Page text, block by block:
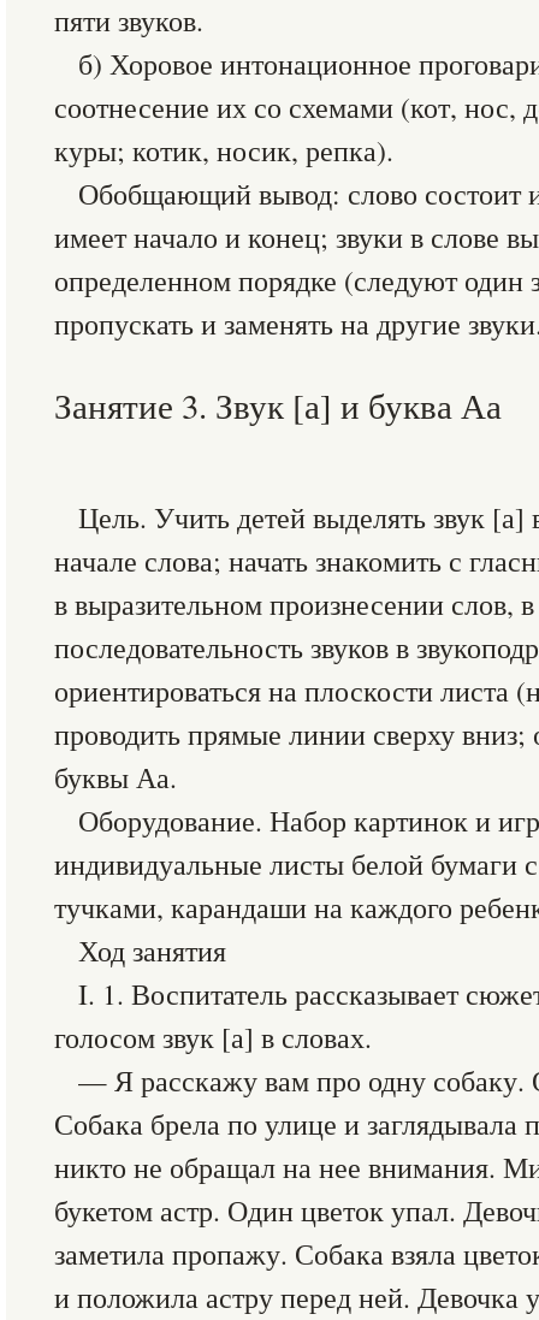
пяти звуков.
б) Хоровое интонационное
соотнесение их со схемами (кот, нос,
куры; котик, носик, репка).
Обобщающий вывод: слово состоит
имеет начало и конец; звуки в слове
определенном порядке (следуют один
пропускать и заменять на другие
Занятие 3. Звук [а] и буква Аа
Цель. Учить детей выделять звук [а]
начале слова; начать знакомить с
в выразительном произнесении слов,
последовательность звуков в
ориентироваться на плоскости листа
проводить прямые линии сверху вниз;
буквы Аа.
Оборудование. Набор картинок и
индивидуальные листы белой бумаги
тучками, карандаши на каждого
Ход занятия
I. 1. Воспитатель рассказывает
голосом звук [а] в словах.
— Я расскажу вам про одну собаку.
Собака брела по улице и заглядывала
никто не обращал на нее внимания.
букетом астр. Один цветок упал.
заметила пропажу. Собака взяла
и положила астру перед ней. Девочка